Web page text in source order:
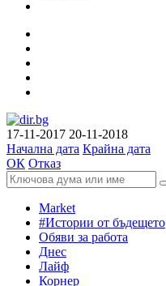
17-11-2017 20-11-2018
Начална дата Крайна дата
ОК Отказ
Market
#Истории от бъдещето
Обяви за работа
Днес
Лайф
Корнер